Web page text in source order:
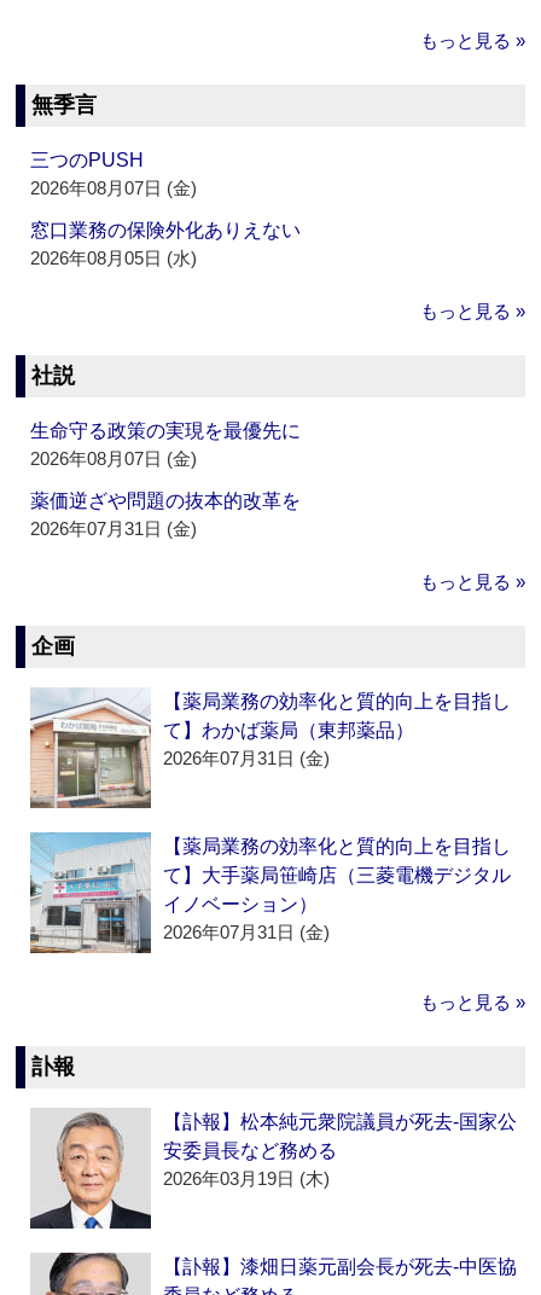
もっと見る »
無季言
三つのPUSH
2026年08月07日 (金)
窓口業務の保険外化ありえない
2026年08月05日 (水)
もっと見る »
社説
生命守る政策の実現を最優先に
2026年08月07日 (金)
薬価逆ざや問題の抜本的改革を
2026年07月31日 (金)
もっと見る »
企画
【薬局業務の効率化と質的向上を目指し
て】わかば薬局（東邦薬品）
2026年07月31日 (金)
【薬局業務の効率化と質的向上を目指し
て】大手薬局笹崎店（三菱電機デジタル
イノベーション）
2026年07月31日 (金)
もっと見る »
訃報
【訃報】松本純元衆院議員が死去‐国家公
安委員長など務める
2026年03月19日 (木)
【訃報】漆畑日薬元副会長が死去‐中医協